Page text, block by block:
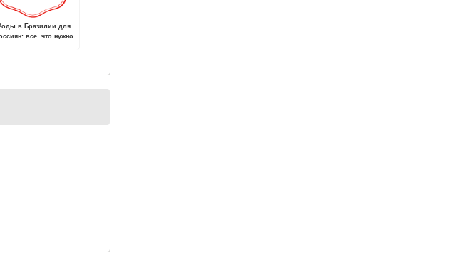
в Бразилии для
все, что нужно